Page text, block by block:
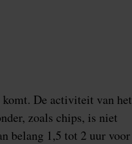
De activiteit van het
zoals chips, is niet
belang 1,5 tot 2 uur voor